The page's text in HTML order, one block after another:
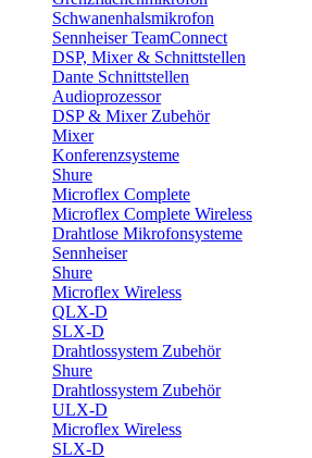
Schwanenhalsmikrofon
Sennheiser TeamConnect
DSP, Mixer & Schnittstellen
Dante Schnittstellen
Audioprozessor
DSP & Mixer Zubehör
Mixer
Konferenzsysteme
Shure
Microflex Complete
Microflex Complete Wireless
Drahtlose Mikrofonsysteme
Sennheiser
Shure
Microflex Wireless
QLX-D
SLX-D
Drahtlossystem Zubehör
Shure
Drahtlossystem Zubehör
ULX-D
Microflex Wireless
SLX-D